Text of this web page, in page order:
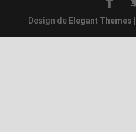
Design de Elegant Themes